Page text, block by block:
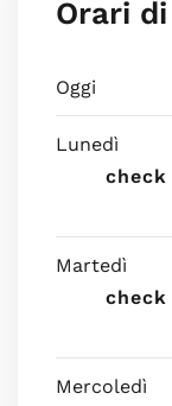
Orari
Oggi
Lunedì
Martedì
Mercoledì